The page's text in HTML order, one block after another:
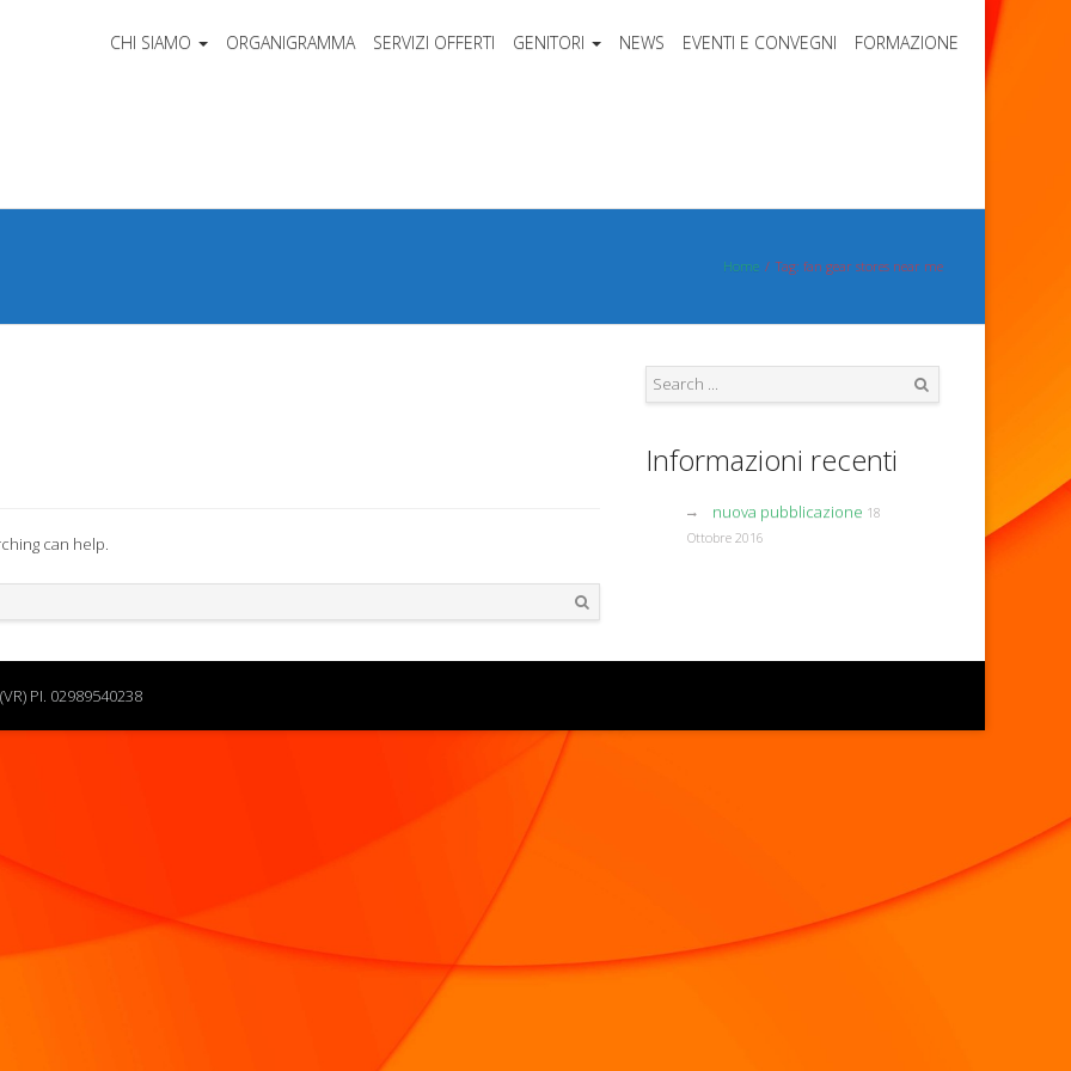
CHI SIAMO ORGANIGRAMMA SERVIZI OFFERTI GENITORI NEWS EVENTI E CONVEGNI FORMAZIONE
Home Tag: fan gear stores near me
can help.
Informazioni recenti
nuova pubblicazione 18
Ottobre 2016
PI. 02989540238